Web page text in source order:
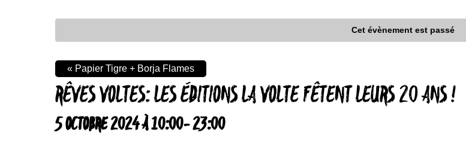
Cet évènement est passé
RÊVES VOLTES: LES ÉDITIONS LA VOLTE FÊTENT LEURS 20 ANS !
5 OCTOBRE 2024 À 10:00-23:00
« Papier Tigre + Borja Flames